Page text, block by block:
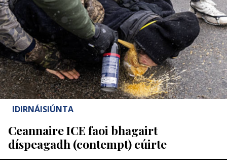
IDIRNÁISIÚNTA
Ceannaire ICE faoi bhagairt
díspeagadh (contempt) cúirte